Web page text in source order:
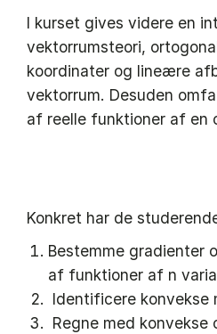
I kurset gives videre en
vektorrumsteori,
koordinater og lineære
vektorrum. Desuden
af reelle funktioner af en
Konkret har de
Bestemme gradienter
af funktioner af n
Identificere konvekse
Regne med konvekse